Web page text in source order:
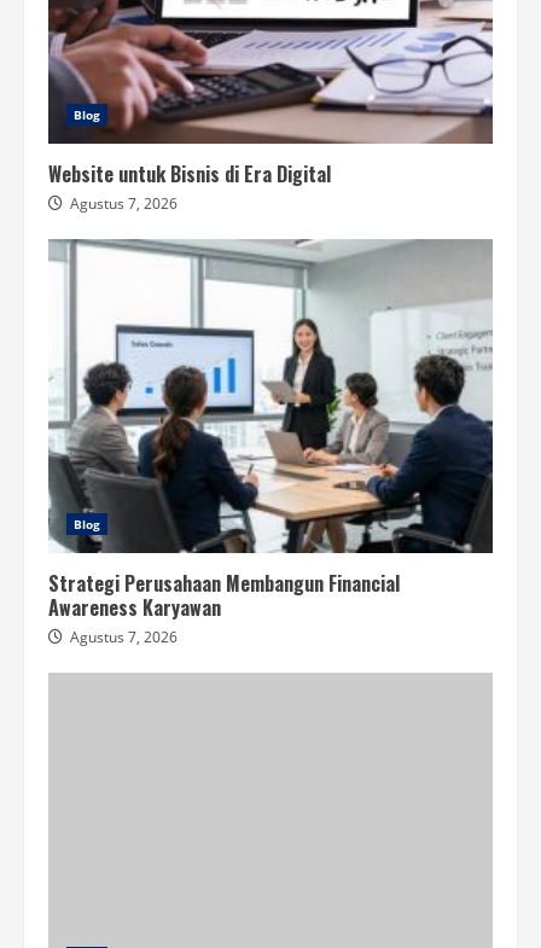
Blog
Website untuk Bisnis di Era Digital
Agustus 7, 2026
Blog
Strategi Perusahaan Membangun Financial
Awareness Karyawan
Agustus 7, 2026